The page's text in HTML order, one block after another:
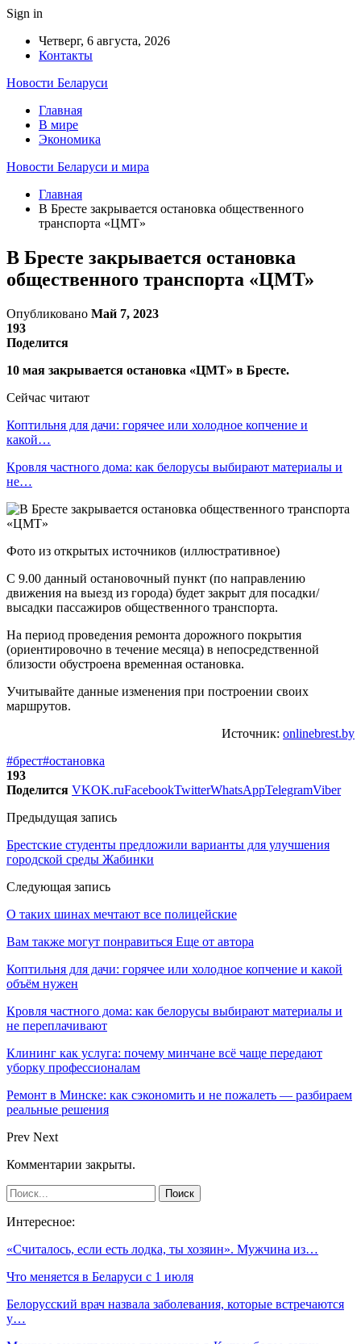
Sign in
Четверг, 6 августа, 2026
Контакты
Новости Беларуси
Главная
В мире
Экономика
Новости Беларуси и мира
Главная
В Бресте закрывается остановка общественного
транспорта «ЦМТ»
В Бресте закрывается остановка
общественного транспорта «ЦМТ»
Опубликовано Май 7, 2023
193
Поделится
10 мая закрывается остановка «ЦМТ» в Бресте.
Сейчас читают
Коптильня для дачи: горячее или холодное копчение и
какой…
Кровля частного дома: как белорусы выбирают материалы и
не…
Фото из открытых источников (иллюстративное)
С 9.00 данный остановочный пункт (по направлению
движения на выезд из города) будет закрыт для посадки/
высадки пассажиров общественного транспорта.
На период проведения ремонта дорожного покрытия
(ориентировочно в течение месяца) в непосредственной
близости обустроена временная остановка.
Учитывайте данные изменения при построении своих
маршрутов.
Источник: onlinebrest.by
#брест#остановка
193
Поделится VKOK.ruFacebookTwitterWhatsAppTelegramViber
Предыдущая запись
Брестские студенты предложили варианты для улучшения
городской среды Жабинки
Следующая запись
О таких шинах мечтают все полицейские
Вам также могут понравиться Еще от автора
Коптильня для дачи: горячее или холодное копчение и какой
объём нужен
Кровля частного дома: как белорусы выбирают материалы и
не переплачивают
Клининг как услуга: почему минчане всё чаще передают
уборку профессионалам
Ремонт в Минске: как сэкономить и не пожалеть — разбираем
реальные решения
Prev Next
Комментарии закрыты.
Интересное:
«Считалось, если есть лодка, ты хозяин». Мужчина из…
Что меняется в Беларуси с 1 июля
Белорусский врач назвала заболевания, которые встречаются
у…